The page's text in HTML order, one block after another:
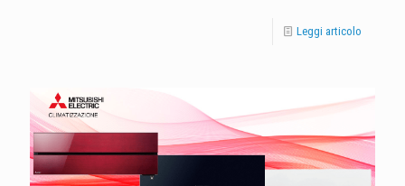
Leggi articolo